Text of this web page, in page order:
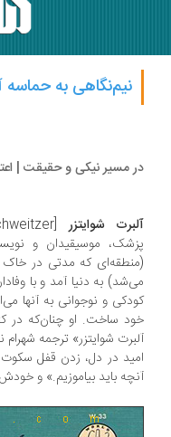
نیم‌نگاهی به حماسه
مسیر نیکی و حقیقت | اعتماد
شوایتزر
موسیقیدان و نویسنده
که مدتی در خاک
به دنیا آمد و با وفاداری به
و نوجوانی به آنها
ساخت. او چنان‌که در کتاب «
شوایتزر» ترجمه شهرام
در دل، زدن قفل سکوت بر لب
باید بیاموزیم.» و خودش نیز